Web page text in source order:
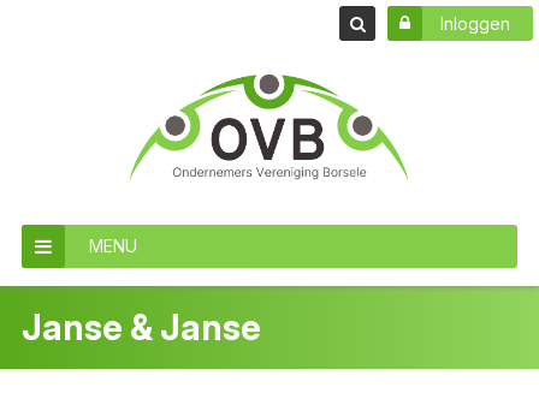
Inloggen
MENU
Janse & Janse